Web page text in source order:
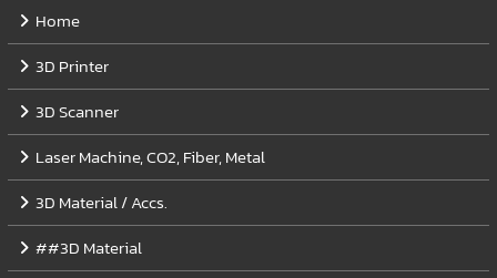
Home
3D Printer
3D Scanner
Laser Machine, CO2, Fiber, Metal
3D Material / Accs.
##3D Material